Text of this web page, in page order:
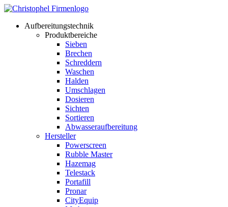
Aufbereitungstechnik
Produktbereiche
Sieben
Brechen
Schreddern
Waschen
Halden
Umschlagen
Dosieren
Sichten
Sortieren
Abwasseraufbereitung
Hersteller
Powerscreen
Rubble Master
Hazemag
Telestack
Portafill
Pronar
CityEquip